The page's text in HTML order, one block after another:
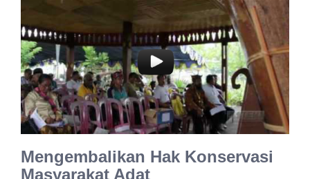
Mengembalikan Hak Konservasi
Masyarakat Adat